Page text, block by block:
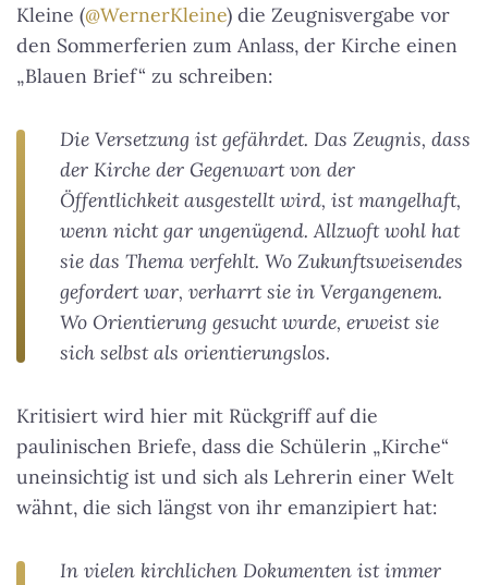
Kleine (@WernerKleine) die Zeugnisvergabe vor
den Sommerferien zum Anlass, der Kirche einen
„Blauen Brief“ zu schreiben:
Die Versetzung ist gefährdet. Das Zeugnis, dass
der Kirche der Gegenwart von der
Öffentlichkeit ausgestellt wird, ist mangelhaft,
wenn nicht gar ungenügend. Allzuoft wohl hat
sie das Thema verfehlt. Wo Zukunftsweisendes
gefordert war, verharrt sie in Vergangenem.
Wo Orientierung gesucht wurde, erweist sie
sich selbst als orientierungslos.
Kritisiert wird hier mit Rückgriff auf die
paulinischen Briefe, dass die Schülerin „Kirche“
uneinsichtig ist und sich als Lehrerin einer Welt
wähnt, die sich längst von ihr emanzipiert hat:
In vielen kirchlichen Dokumenten ist immer